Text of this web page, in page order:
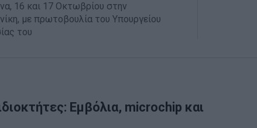
16 και 17 Οκτωβρίου στην
με πρωτοβουλία του Υπουργείου
του
Εμβόλια, microchip και